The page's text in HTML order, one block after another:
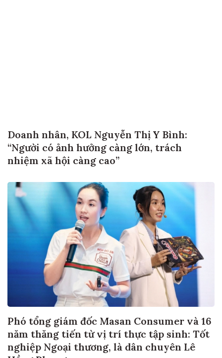
Doanh nhân, KOL Nguyễn Thị Y Bình:
“Người có ảnh hưởng càng lớn, trách
nhiệm xã hội càng cao”
Phó tổng giám đốc Masan Consumer và 16
năm thăng tiến từ vị trí thực tập sinh: Tốt
nghiệp Ngoại thương, là dân chuyên Lê